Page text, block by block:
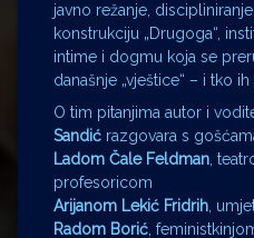
javno režanje,
konstrukciju „Drugoga“,
intime i dogmu koja se
današnje „vještice“ – i tko
O tim pitanjima autor i
Sandić razgovara s
Ladom Čale Feldman ,
profesoricom
Arijanom Lekić Fridrih ,
Radom Borić ,